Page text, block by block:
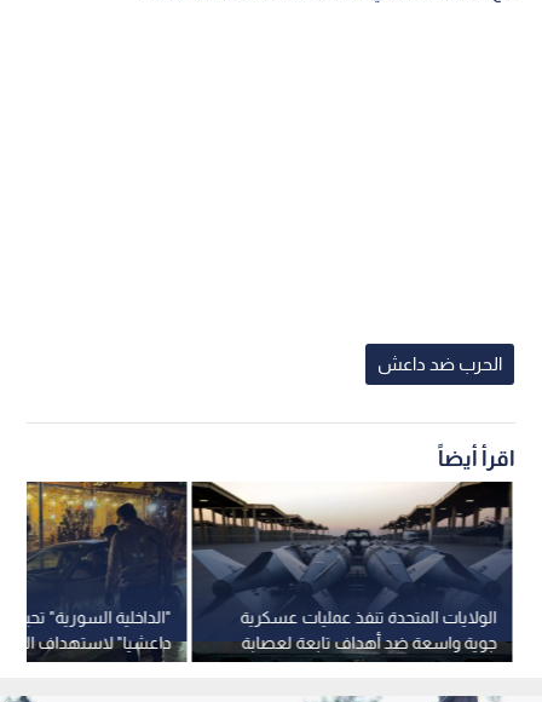
الحرب ضد داعش
اقرأ أيضاً
"الداخلية السورية"
داعشيا" لاستهداف
الولايات المتحدة تنفذ عمليات عسكرية
جوية واسعة ضد أهداف تابعة لعصابة
داعش الإرهابية في سوريا - فيديو